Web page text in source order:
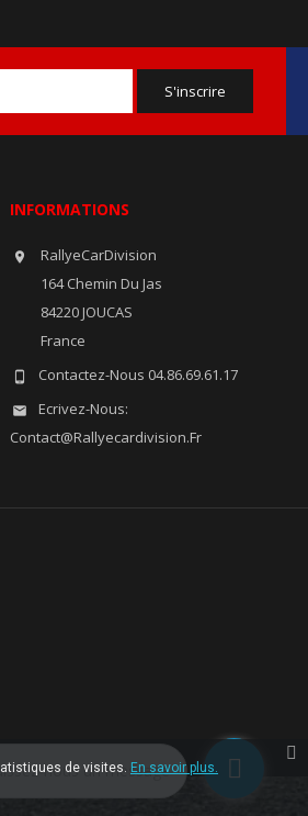
nous un message
INFORMATIONS

RallyeCarDivision
164 Chemin Du Jas
84220 JOUCAS
France
 Contactez-Nous 04.86.69.61.17

Ecrivez-Nous:
Contact@rallyecardivision.fr
de visites. En savoir plus.